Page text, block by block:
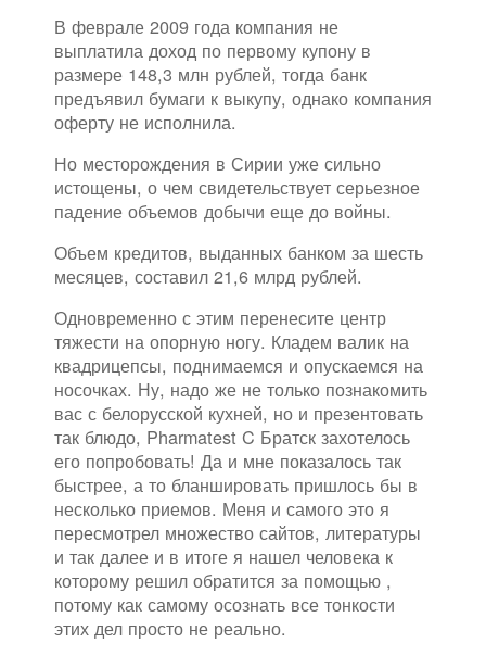
В феврале 2009 года компания не
выплатила доход по первому купону в
размере 148,3 млн рублей, тогда банк
предъявил бумаги к выкупу, однако компания
оферту не исполнила.
Но месторождения в Сирии уже сильно
истощены, о чем свидетельствует серьезное
падение объемов добычи еще до войны.
Объем кредитов, выданных банком за шесть
месяцев, составил 21,6 млрд рублей.
Одновременно с этим перенесите центр
тяжести на опорную ногу. Кладем валик на
квадрицепсы, поднимаемся и опускаемся на
носочках. Ну, надо же не только познакомить
вас с белорусской кухней, но и презентовать
так блюдо, Pharmatest C Братск захотелось
его попробовать! Да и мне показалось так
быстрее, а то бланшировать пришлось бы в
несколько приемов. Меня и самого это я
пересмотрел множество сайтов, литературы
и так далее и в итоге я нашел человека к
которому решил обратится за помощью ,
потому как самому осознать все тонкости
этих дел просто не реально.